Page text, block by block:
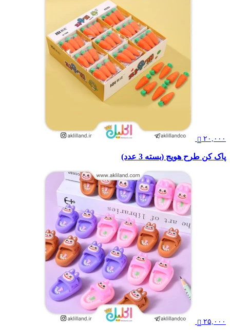
۲۰,۰۰۰
پاک کن طرح هویج (بسته 3 عدد)
۲۵,۰۰۰